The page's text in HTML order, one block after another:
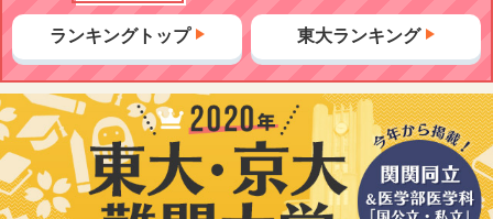
ランキングトップ 東大ランキング